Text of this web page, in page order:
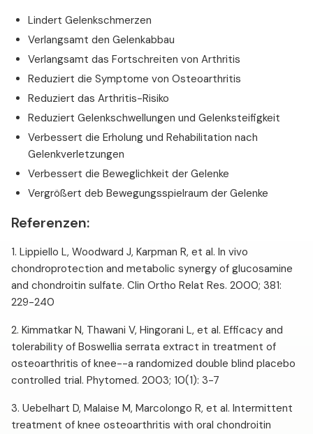
Lindert Gelenkschmerzen
Verlangsamt den Gelenkabbau
Verlangsamt das Fortschreiten von Arthritis
Reduziert die Symptome von Osteoarthritis
Reduziert das Arthritis-Risiko
Reduziert Gelenkschwellungen und Gelenksteifigkeit
Verbessert die Erholung und Rehabilitation nach
Gelenkverletzungen
Verbessert die Beweglichkeit der Gelenke
Vergrößert deb Bewegungsspielraum der Gelenke
Referenzen:
1. Lippiello L, Woodward J, Karpman R, et al. In vivo
chondroprotection and metabolic synergy of glucosamine
and chondroitin sulfate. Clin Ortho Relat Res. 2000; 381:
229-240
2. Kimmatkar N, Thawani V, Hingorani L, et al. Efficacy and
tolerability of Boswellia serrata extract in treatment of
osteoarthritis of knee--a randomized double blind placebo
controlled trial. Phytomed. 2003; 10(1): 3-7
3. Uebelhart D, Malaise M, Marcolongo R, et al. Intermittent
treatment of knee osteoarthritis with oral chondroitin